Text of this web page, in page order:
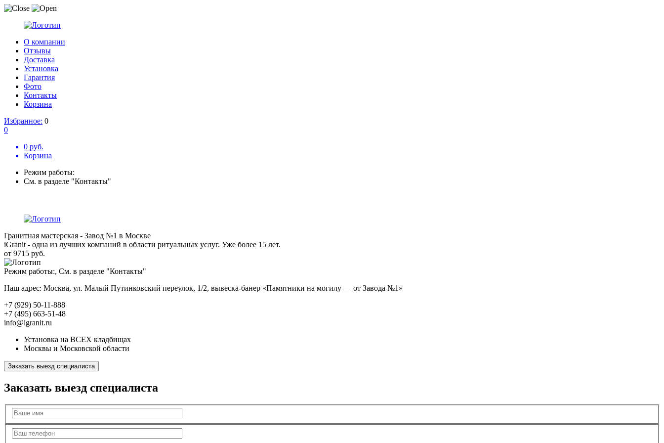
О компании
Отзывы
Доставка
Установка
Гарантия
Фото
Контакты
Корзина
Избранное: 0
0
0 руб.
Корзина
Режим работы:
См. в разделе "Контакты"
Гранитная мастерская - Завод №1 в Москве
iGranit - одна из лучших компаний в области ритуальных услуг. Уже более 15 лет.
от 9715 руб.
Режим работы:, См. в разделе "Контакты"
Наш адрес: Москва, ул. Малый Путинковский переулок, 1/2, вывеска-банер «Памятники на могилу — от Завода №1»
+7 (929) 50-11-888
+7 (495) 663-51-48
info@igranit.ru
Установка на ВСЕХ кладбищах
Москвы и Московской области
Заказать выезд специалиста
Заказать выезд специалиста